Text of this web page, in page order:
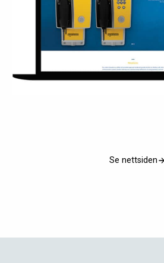
Se nettsiden